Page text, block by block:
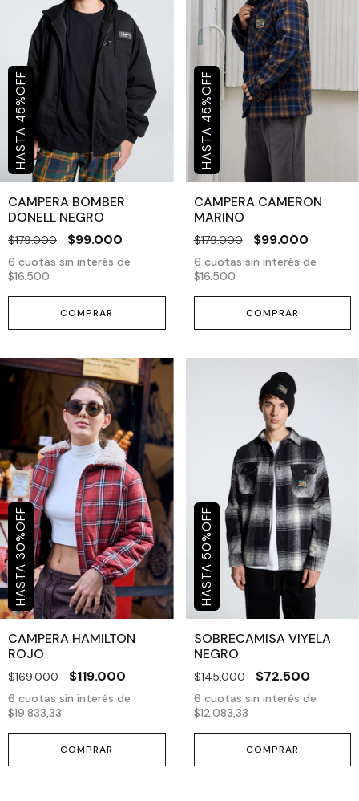
45
%
OFF
CAMPERA BOMBER
DONELL NEGRO
$179.000 $99.000
6 cuotas sin interés de
$16.500
COMPRAR
45
%
OFF
CAMPERA CAMERON
MARINO
$179.000 $99.000
6 cuotas sin interés de
$16.500
COMPRAR
30
%
OFF
CAMPERA HAMILTON
ROJO
$169.000 $119.000
6 cuotas sin interés de
$19.833,33
COMPRAR
50
%
OFF
SOBRECAMISA VIYELA
NEGRO
$145.000 $72.500
6 cuotas sin interés de
$12.083,33
COMPRAR